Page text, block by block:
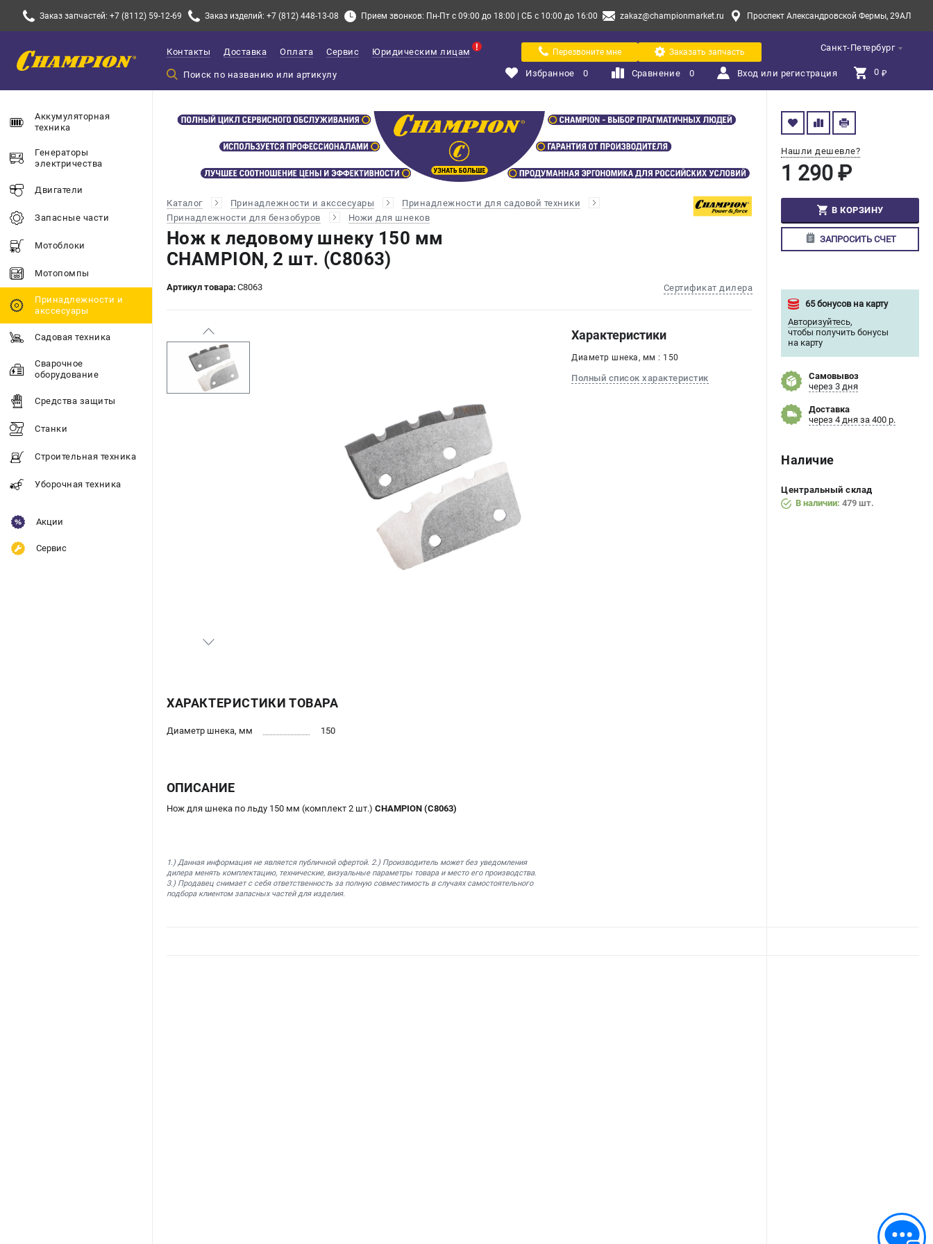
Заказ запчастей: +7 (8112) 59-12-69 Заказ изделий: +7 (812) 448-13-08 Прием звонков: Пн-Пт с 09:00 до 18:00 | СБ с 10:00 до 16:00 zakaz@championmarket.ru Проспект Александровской Фермы, 29АЛ
Санкт-Петербург
Контакты Доставка Оплата Сервис Юридическим лицам Перезвоните мне Заказать запчасть
Избранное 0 Сравнение 0 Вход или регистрация 0 ₽
Аккумуляторная
техника
Генераторы
электричества
Двигатели
Запасные части
Мотоблоки
Мотопомпы
Принадлежности и
акссесуары
Садовая техника
Сварочное
оборудование
Средства защиты
Станки
Строительная техника
Уборочная техника
Акции
Сервис
Каталог Принадлежности и акссесуары
Принадлежности для садовой техники
Принадлежности для бензобуров
Ножи для шнеков
Нож к ледовому шнеку 150 мм
CHAMPION, 2 шт. (C8063)
Артикул товара: C8063 Сертификат дилера
Нашли дешевле?
1 290 ₽
В КОРЗИНУ
ЗАПРОСИТЬ СЧЕТ
65 бонусов на карту
Авторизуйтесь,
чтобы получить бонусы
на карту
Самовывоз
через 3 дня
Доставка
через 4 дня за 400 р.
Наличие
Центральный склад
В наличии: 479 шт.
Характеристики
Диаметр шнека, мм : 150
Полный список характеристик
ХАРАКТЕРИСТИКИ ТОВАРА
Диаметр шнека, мм 150
ОПИСАНИЕ
Нож для шнека по льду 150 мм (комплект 2 шт.) CHAMPION (C8063)
1.) Данная информация не является публичной офертой. 2.) Производитель может без уведомления
дилера менять комплектацию, технические, визуальные параметры товара и место его производства.
3.) Продавец снимает с себя ответственность за полную совместимость в случаях самостоятельного
подбора клиентом запасных частей для изделия.